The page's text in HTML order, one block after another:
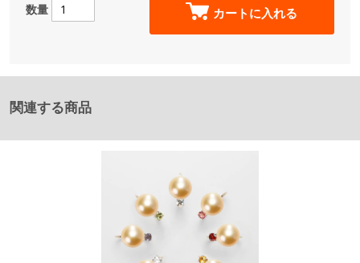
数量 カートに入れる
関連する商品